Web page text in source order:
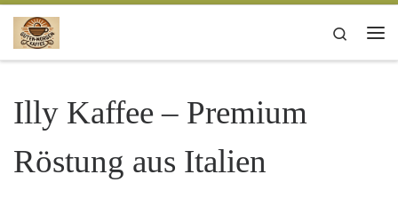
Zum Inhalt springen
Search
Illy Kaffee – Premium
Röstung aus Italien